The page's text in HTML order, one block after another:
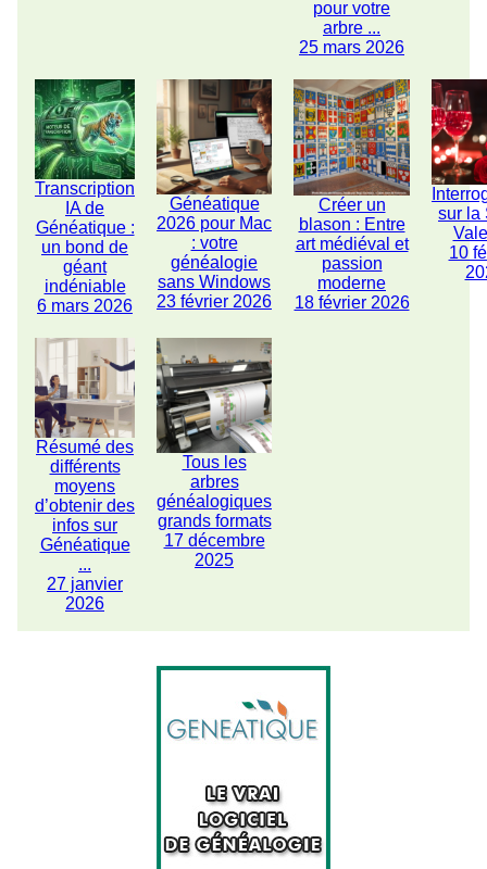
pour votre
arbre ...
25 mars 2026
Transcription
IA de
Généatique :
un bond de
géant
indéniable
6 mars 2026
Généatique
2026 pour Mac
: votre
généalogie
sans Windows
23 février 2026
Créer un
blason : Entre
art médiéval et
passion
moderne
18 février 2026
sur la
10
Résumé des
différents
moyens
d’obtenir des
infos sur
Généatique
...
27 janvier
2026
Tous les
arbres
généalogiques
grands formats
17 décembre
2025